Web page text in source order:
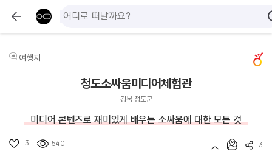
여행지
청도소싸움미디어체험관
경북 청도군
미디어 콘텐츠로 재미있게 배우는 소싸움에 대한 모든 것
3 540 3